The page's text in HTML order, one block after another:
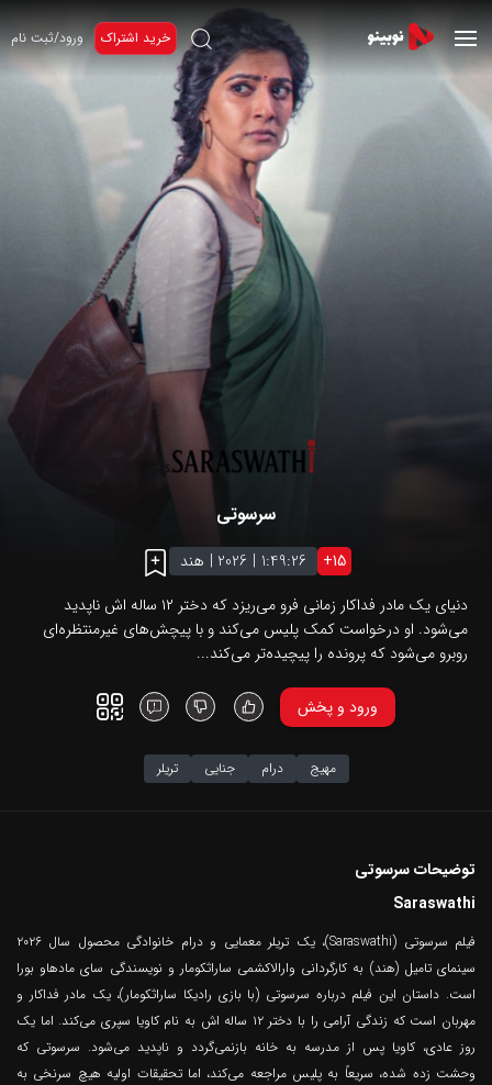
خرید اشتراک ورود/ثبت نام
سرسوتی
15
+
1:49:26
|
2026
| هند
دنیای یک مادر فداکار زمانی فرو می‌ریزد که دختر ۱۲ ساله اش ناپدید
می‌شود. او درخواست کمک پلیس می‌کند و با پیچش‌های غیرمنتظره‌ای
روبرو می‌شود که پرونده را پیچیده‌تر می‌کند...
ورود و پخش
مهیج درام جنایی تریلر
توضیحات سرسوتی
Saraswathi
فیلم سرسوتی (Saraswathi)، یک تریلر معمایی و درام خانوادگی محصول سال ۲۰۲۶
سینمای تامیل (هند) به کارگردانی وارالاکشمی ساراثکومار و نویسندگی سای مادهاو بورا
است. داستان این فیلم درباره سرسوتی (با بازی رادیکا ساراثکومار)، یک مادر فداکار و
مهربان است که زندگی آرامی را با دختر ۱۲ ساله اش به نام کاویا سپری می‌کند. اما یک
روز عادی، کاویا پس از مدرسه به خانه بازنمی‌گردد و ناپدید می‌شود. سرسوتی که
وحشت زده شده، سریعاً به پلیس مراجعه می‌کند، اما تحقیقات اولیه هیچ سرنخی به